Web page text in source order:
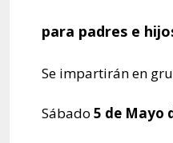
para padres e
Se impartirán en
Sábado 5 de Mayo